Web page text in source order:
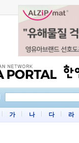
가 나 다 라